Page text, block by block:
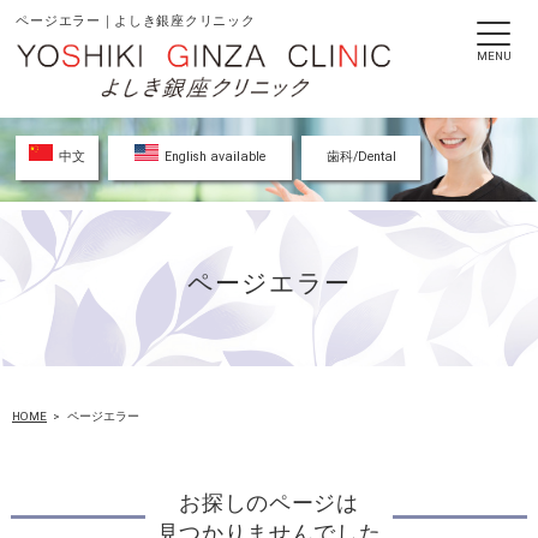
ページエラー｜よしき銀座クリニック
中文 English available 歯科/Dental
ページエラー
HOME ページエラー
お探しのページは
見つかりませんでした
MENU